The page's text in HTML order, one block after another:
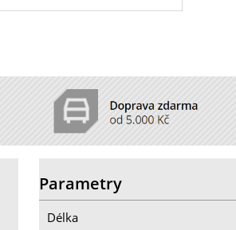
Parametry
Délka